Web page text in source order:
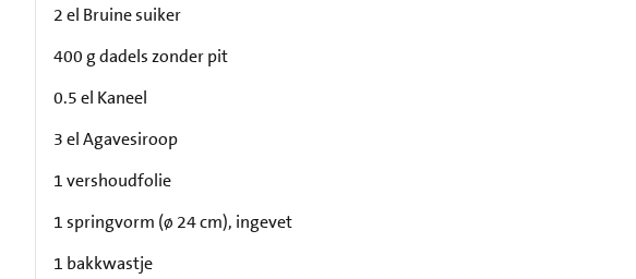
2 el Bruine suiker
400 g dadels zonder pit
0.5 el Kaneel
3 el Agavesiroop
1 vershoudfolie
1 springvorm (ø 24 cm), ingevet
1 bakkwastje